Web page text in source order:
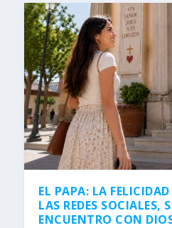
EL PAPA: LA
LAS REDES SOCIALES,
ENCUENTRO CON